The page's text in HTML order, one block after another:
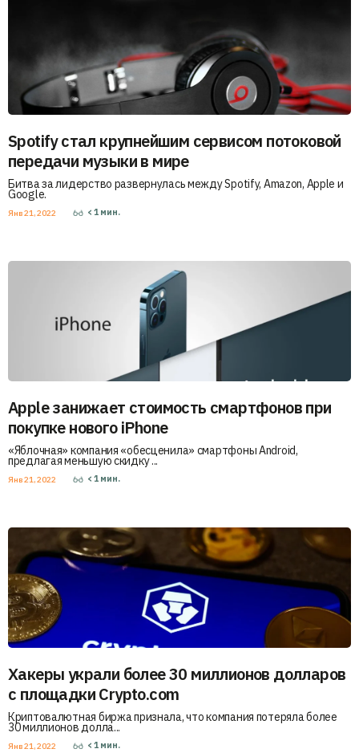
Spotify стал крупнейшим сервисом потоковой
передачи музыки в мире
Битва за лидерство развернулась между Spotify, Amazon, Apple и
Google.
Янв 21, 2022 < 1 мин.
Apple занижает стоимость смартфонов при
покупке нового iPhone
«Яблочная» компания «обесценила» смартфоны Android,
предлагая меньшую скидку ...
Янв 21, 2022 < 1 мин.
Хакеры украли более 30 миллионов долларов
с площадки Crypto.com
Криптовалютная биржа признала, что компания потеряла более
30 миллионов долла...
Янв 21, 2022 < 1 мин.